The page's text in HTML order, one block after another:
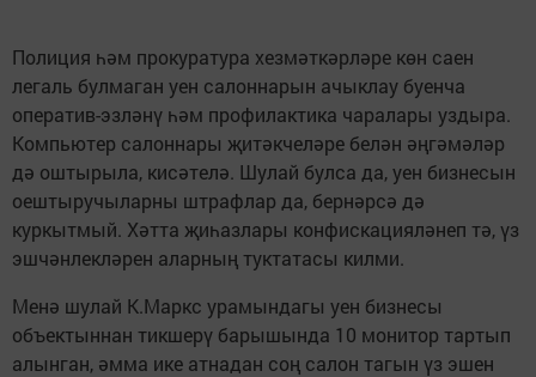
Полиция һәм прокуратура хезмәткәрләре көн саен
легаль булмаган уен салоннарын ачыклау буенча
оператив-эзләнү һәм профилактика чаралары уздыра.
Компьютер салоннары җитәкчеләре белән әңгәмәләр
дә оштырыла, кисәтелә. Шулай булса да, уен бизнесын
оештыручыларны штрафлар да, бернәрсә дә
куркытмый. Хәтта җиһазлары конфискацияләнеп тә, үз
эшчәнлекләрен аларның туктатасы килми.
Менә шулай К.Маркс урамындагы уен бизнесы
объектыннан тикшерү барышында 10 монитор тартып
алынган, әмма ике атнадан соң салон тагын үз эшен